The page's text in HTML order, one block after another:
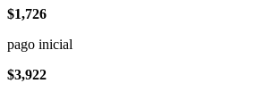
$1,726
pago inicial
$3,922